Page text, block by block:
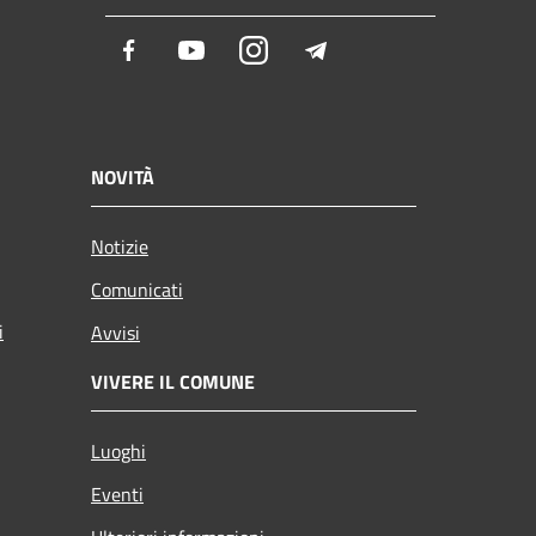
Facebook YoutubeInstagram
NOVITÀ
Notizie
Comunicati
Avvisi
VIVERE IL COMUNE
Luoghi
Eventi